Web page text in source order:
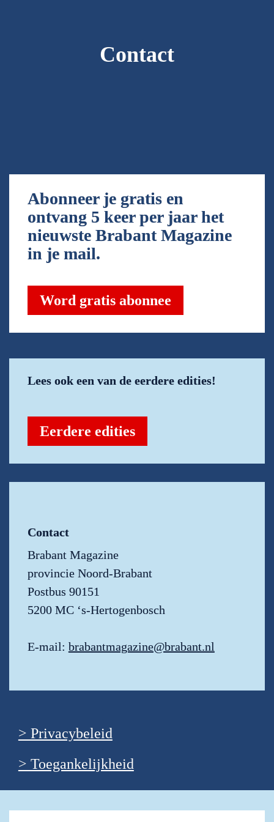
Contact
Abonneer je gratis en
ontvang 5 keer per jaar het
nieuwste Brabant Magazine
in je mail.
Word gratis abonnee
Lees ook een van de eerdere edities!
Eerdere edities
Contact
Brabant Magazine
provincie Noord-Brabant
Postbus 90151
5200 MC ‘s-Hertogenbosch
E-mail: brabantmagazine@brabant.nl
> Privacybeleid
> Toegankelijkheid